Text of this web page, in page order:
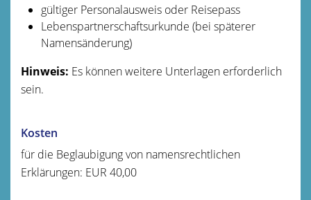
gültiger Personalausweis oder Reisepass
Lebenspartnerschaftsurkunde (bei späterer
Namensänderung)
Hinweis: Es können weitere Unterlagen erforderlich
sein.
Kosten
für die Beglaubigung von namensrechtlichen
Erklärungen: EUR 40,00